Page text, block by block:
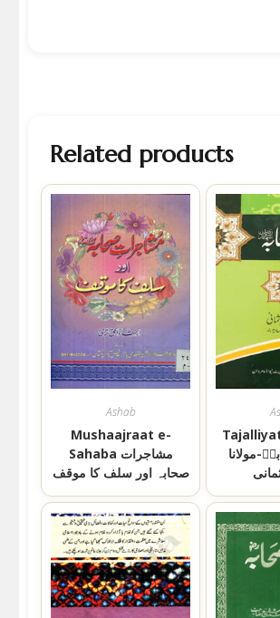
Related products
Ashab
Mushaajraat e-
Sahaba مشاجرات
صحابہ اور سلف کا موقف
مولانا